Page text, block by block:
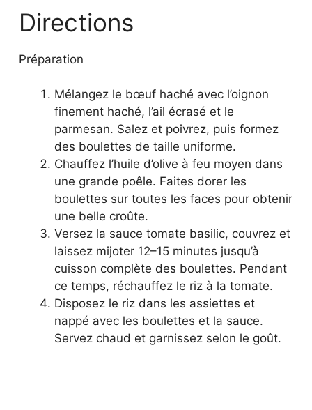
Directions
Préparation
Mélangez le bœuf haché avec l’oignon
finement haché, l’ail écrasé et le
parmesan. Salez et poivrez, puis formez
des boulettes de taille uniforme.
Chauffez l’huile d’olive à feu moyen dans
une grande poêle. Faites dorer les
boulettes sur toutes les faces pour obtenir
une belle croûte.
Versez la sauce tomate basilic, couvrez et
laissez mijoter 12–15 minutes jusqu’à
cuisson complète des boulettes. Pendant
ce temps, réchauffez le riz à la tomate.
Disposez le riz dans les assiettes et
nappé avec les boulettes et la sauce.
Servez chaud et garnissez selon le goût.